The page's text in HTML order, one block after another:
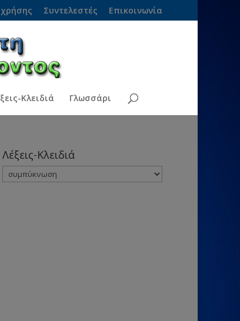
Συντελεστές Επικοινωνία
Κλειδιά Γλωσσάρι
Λέξεις-Κλειδιά